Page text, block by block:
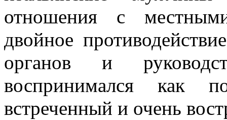
отношения с
двойное
органов и
воспринимался как
встреченный и очень